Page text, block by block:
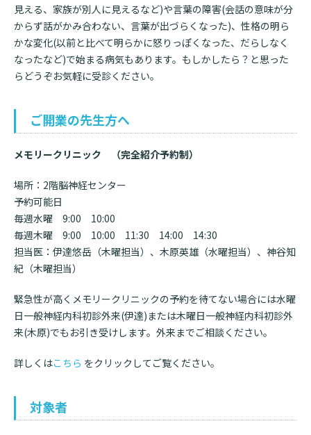
見える、家族が別人に見えるなど)や言葉の障害(会話の意味が分
からず話がかみ合わない、言葉が出づらくなった)、性格の明ら
かな変化(以前と比べて明らかに怒りっぽくなった、だらしなく
なったなど)で始まる病気もあります。もしかしたら？と思った
らどうぞお気軽に受診ください。
ご開業の先生方へ
メモリークリニック （完全紹介予約制）
場所：2階脳神経センター
予約可能日
毎週水曜 9:00 10:00
毎週木曜 9:00 10:00 11:30 14:00 14:30
担当医：伊達悠岳（木曜担当）、木原英雄（水曜担当）、神谷知
紀（木曜担当）
緊急性が高くメモリークリニックの予約を待てない場合には水曜
日一般神経内科初診外来(伊達)または木曜日一般神経内科初診外
来(木原)でもお引き受けします。外来までご相談ください。
詳しくはこちら をクリックしてご覧ください。
対象者